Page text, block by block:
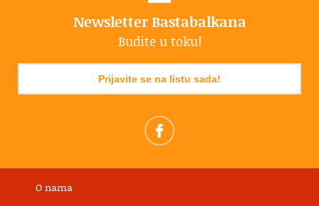
Newsletter Bastabalkana
Budite u toku!
Prijavite se na listu sada!
O nama